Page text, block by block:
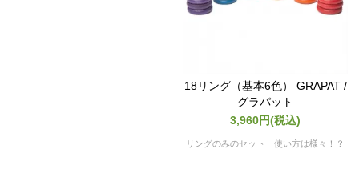
18リング（基本6色） GRAPAT /
グラパット
3,960円(税込)
リングのみのセット 使い方は様々！？